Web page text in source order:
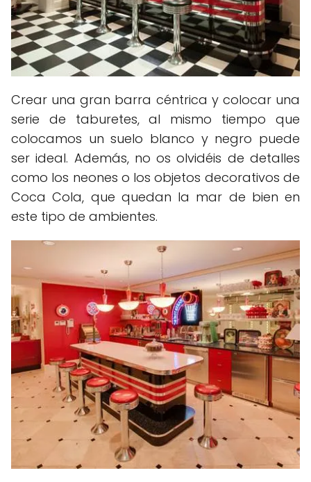
Crear una gran barra céntrica y colocar una
serie de taburetes, al mismo tiempo que
colocamos un suelo blanco y negro puede
ser ideal. Además, no os olvidéis de detalles
como los neones o los objetos decorativos de
Coca Cola, que quedan la mar de bien en
este tipo de ambientes.